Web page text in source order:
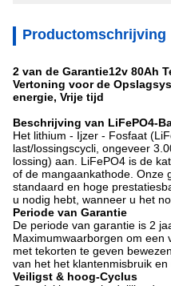
Productomschrijving
2 van de Garantie12v 80Ah
Vertoning voor de
energie, Vrije tijd
Beschrijving van LiFePO4-
Het lithium - Ijzer - Fosfaat
last/lossingscycli, ongeveer
lossing) aan. LiFePO4 is de
of de mangaankathode. Onze
standaard en hoge
u nodig hebt, wanneer u het
Periode van Garantie
De periode van garantie is 2
Maximumwaarborgen om een
met tekorten te geven
van het het klantenmisbruik en
Veiligst & hoog-Cyclus